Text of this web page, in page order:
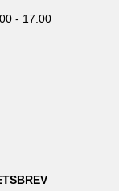
- 17.00